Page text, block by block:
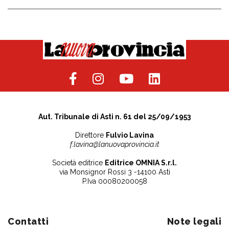
Aut. Tribunale di Asti n. 61 del 25/09/1953
Direttore Fulvio Lavina
f.lavina@lanuovaprovincia.it
Società editrice Editrice OMNIA S.r.l.
via Monsignor Rossi 3 -14100 Asti
P.Iva 00080200058
Contatti Note legali